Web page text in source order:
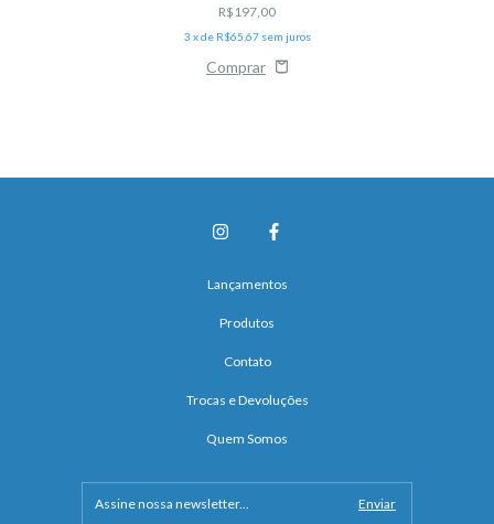
R$197,00
3 x de R$65,67 sem juros
Lançamentos
Produtos
Contato
Trocas e Devoluções
Quem Somos